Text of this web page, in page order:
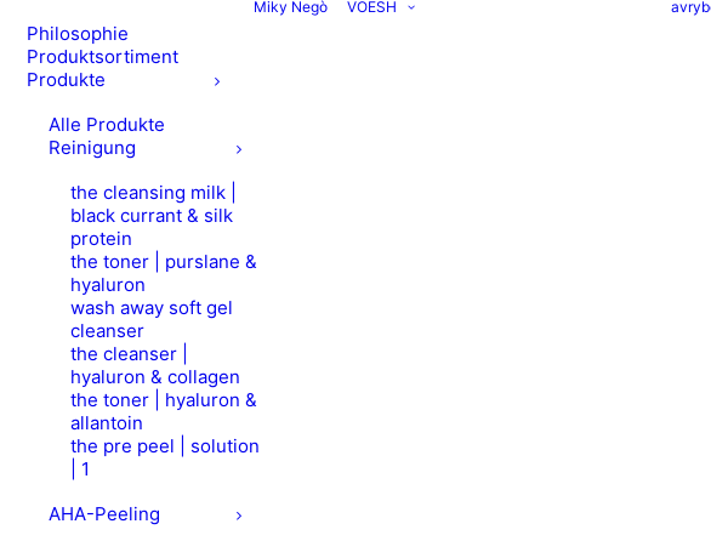
Philosophie
Produktsortiment
Produkte
Alle Produkte
Reinigung
the cleansing milk |
black currant & silk
protein
the toner | purslane &
hyaluron
wash away soft gel
cleanser
the cleanser |
hyaluron & collagen
the toner | hyaluron &
allantoin
the pre peel | solution
| 1
AHA-Peeling
Miky Negò VOESH